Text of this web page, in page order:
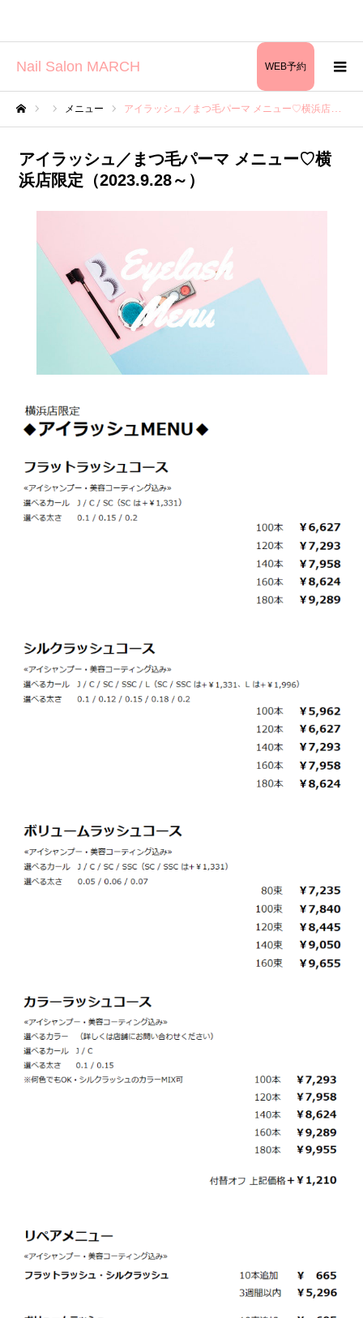
Nail Salon MARCH WEB予約
メニュー アイラッシュ／まつ毛パーマ メニュー♡横浜店限定（2023.9.28～）
アイラッシュ／まつ毛パーマ メニュー♡横
浜店限定（2023.9.28～）